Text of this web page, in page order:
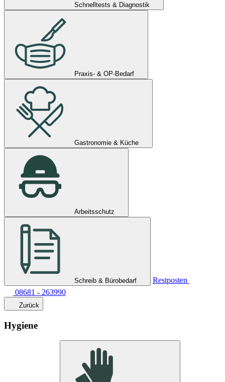
Schnelltests & Diagnostik
Praxis- & OP-Bedarf
Gastronomie & Küche
Arbeitsschutz
Schreib & Bürobedarf
Restposten
08681 - 263990
Zurück
Hygiene